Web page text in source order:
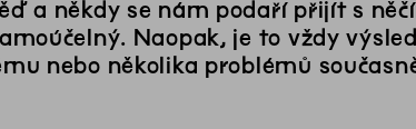
a někdy se nám podaří přijít s
Naopak, je to vždy
nebo několika problémů